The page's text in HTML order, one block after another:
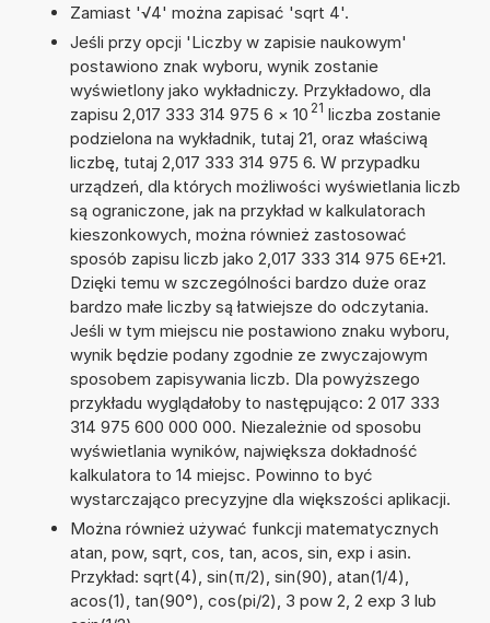
Zamiast '√4' można zapisać 'sqrt 4'.
Jeśli przy opcji 'Liczby w zapisie naukowym'
postawiono znak wyboru, wynik zostanie
wyświetlony jako wykładniczy. Przykładowo, dla
zapisu 2,017 333 314 975 6 × 10 21 liczba zostanie
podzielona na wykładnik, tutaj 21, oraz właściwą
liczbę, tutaj 2,017 333 314 975 6. W przypadku
urządzeń, dla których możliwości wyświetlania liczb
są ograniczone, jak na przykład w kalkulatorach
kieszonkowych, można również zastosować
sposób zapisu liczb jako 2,017 333 314 975 6E+21.
Dzięki temu w szczególności bardzo duże oraz
bardzo małe liczby są łatwiejsze do odczytania.
Jeśli w tym miejscu nie postawiono znaku wyboru,
wynik będzie podany zgodnie ze zwyczajowym
sposobem zapisywania liczb. Dla powyższego
przykładu wyglądałoby to następująco: 2 017 333
314 975 600 000 000. Niezależnie od sposobu
wyświetlania wyników, największa dokładność
kalkulatora to 14 miejsc. Powinno to być
wystarczająco precyzyjne dla większości aplikacji.
Można również używać funkcji matematycznych
atan, pow, sqrt, cos, tan, acos, sin, exp i asin.
Przykład: sqrt(4), sin(π/2), sin(90), atan(1/4),
acos(1), tan(90°), cos(pi/2), 3 pow 2, 2 exp 3 lub